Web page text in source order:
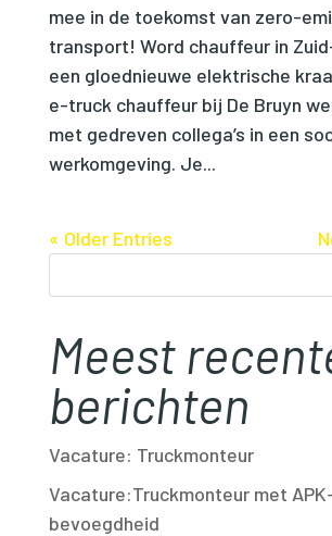
mee in de toekomst van zero-
transport! Word chauffeur in
een gloednieuwe elektrische
e-truck chauffeur bij De Bruyn
met gedreven collega’s in een
werkomgeving. Je...
« Older Entries
Meest
berichten
Vacature: Truckmonteur
Vacature:Truckmonteur met
bevoegdheid